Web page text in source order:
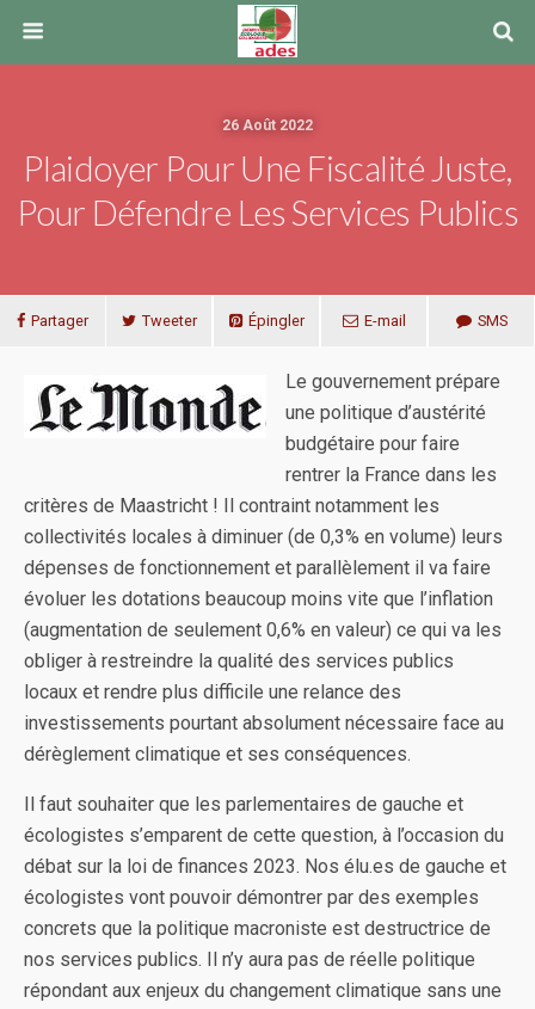
26 Août 2022
Plaidoyer Pour Une Fiscalité Juste,
Pour Défendre Les Services Publics
Partager Tweeter Épingler E-mail SMS
Le gouvernement prépare
une politique d’austérité
budgétaire pour faire
rentrer la France dans les
critères de Maastricht ! Il contraint notamment les
collectivités locales à diminuer (de 0,3% en volume) leurs
dépenses de fonctionnement et parallèlement il va faire
évoluer les dotations beaucoup moins vite que l’inflation
(augmentation de seulement 0,6% en valeur) ce qui va les
obliger à restreindre la qualité des services publics
locaux et rendre plus difficile une relance des
investissements pourtant absolument nécessaire face au
dérèglement climatique et ses conséquences.
Il faut souhaiter que les parlementaires de gauche et
écologistes s’emparent de cette question, à l’occasion du
débat sur la loi de finances 2023. Nos élu.es de gauche et
écologistes vont pouvoir démontrer par des exemples
concrets que la politique macroniste est destructrice de
nos services publics. Il n’y aura pas de réelle politique
répondant aux enjeux du changement climatique sans une